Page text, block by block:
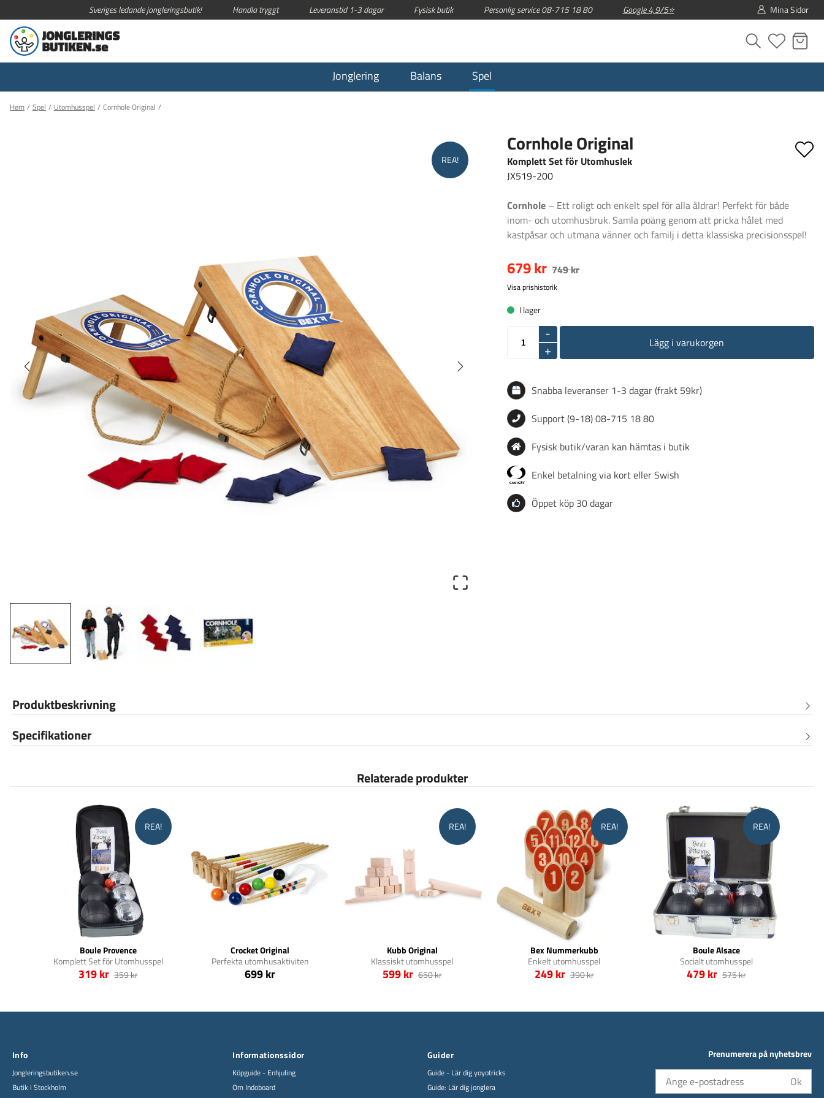
Sveriges ledande jongleringsbutik! Handla tryggt Leveranstid 1-3 dagar Fysisk butik Personlig service 08-715 18 80 Google 4,9/5⭐ Mina Sidor
Jonglering Balans Spel
Hem Spel Utomhusspel Cornhole Original
REA!
Cornhole Original
Komplett Set för Utomhuslek
JX519-200
Cornhole – Ett roligt och enkelt spel för alla åldrar! Perfekt för både
inom- och utomhusbruk. Samla poäng genom att pricka hålet med
kastpåsar och utmana vänner och familj i detta klassiska precisionsspel!
679 kr 749 kr
Visa prishistorik
I lager
-
+
Lägg i varukorgen
Snabba leveranser 1-3 dagar (frakt 59kr)
Support (9-18) 08-715 18 80
Fysisk butik/varan kan hämtas i butik
Enkel betalning via kort eller Swish
Öppet köp 30 dagar
Produktbeskrivning
Specifikationer
Relaterade produkter
REA!
Boule Provence
Komplett Set för Utomhusspel
319 kr 359 kr
Crocket Original
Perfekta utomhusaktiviten
699 kr
REA!
Kubb Original
Klassiskt utomhusspel
599 kr 650 kr
REA!
Bex Nummerkubb
Enkelt utomhusspel
249 kr 390 kr
REA!
Boule Alsace
Socialt utomhusspel
479 kr 575 kr
Info
Jongleringsbutiken.se
Butik i Stockholm
Informationssidor
Köpguide - Enhjuling
Om Indoboard
Guider
Guide - Lär dig yoyotricks
Guide: Lär dig jonglera
Prenumerera på nyhetsbrev
Ok